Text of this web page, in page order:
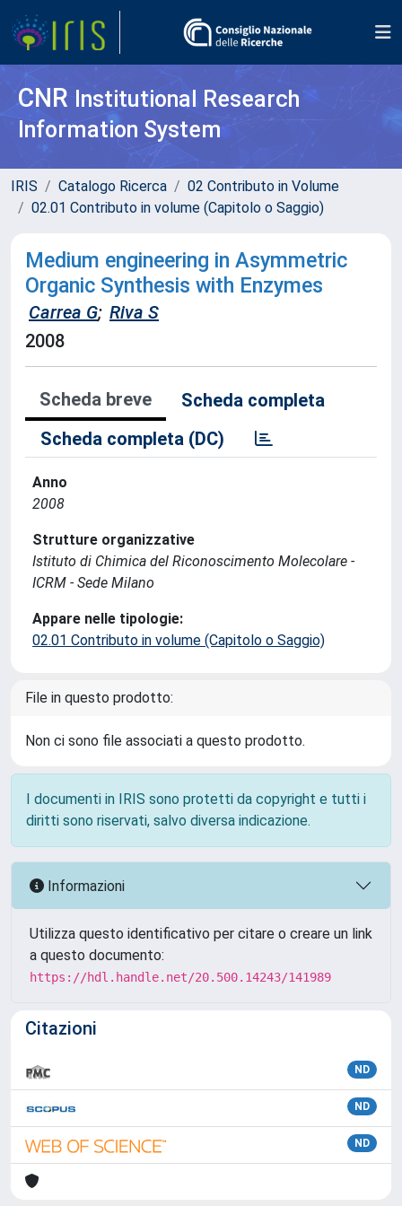
CNR Institutional Research
Information System
IRIS Catalogo Ricerca
02 Contributo in Volume
02.01 Contributo in volume (Capitolo o Saggio)
Medium engineering in Asymmetric
Organic Synthesis with Enzymes
Carrea G; Riva S
2008
Scheda breve
Scheda completa
Scheda completa (DC)
Anno
2008
Strutture organizzative
Istituto di Chimica del Riconoscimento Molecolare -
ICRM - Sede Milano
Appare nelle tipologie:
02.01 Contributo in volume (Capitolo o Saggio)
File in questo prodotto:
Non ci sono file associati a questo prodotto.
I documenti in IRIS sono protetti da copyright e tutti i
diritti sono riservati, salvo diversa indicazione.
Informazioni
Utilizza questo identificativo per citare o creare un link
a questo documento:
https://hdl.handle.net/20.500.14243/141989
Citazioni
ND
ND
ND